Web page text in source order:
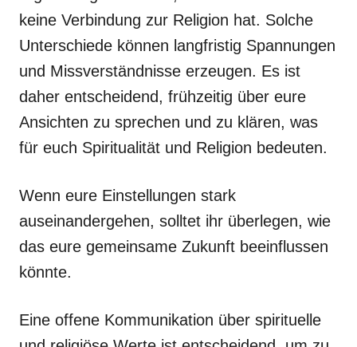
keine Verbindung zur Religion hat. Solche
Unterschiede können langfristig Spannungen
und Missverständnisse erzeugen. Es ist
daher entscheidend, frühzeitig über eure
Ansichten zu sprechen und zu klären, was
für euch Spiritualität und Religion bedeuten.
Wenn eure Einstellungen stark
auseinandergehen, solltet ihr überlegen, wie
das eure gemeinsame Zukunft beeinflussen
könnte.
Eine offene Kommunikation über spirituelle